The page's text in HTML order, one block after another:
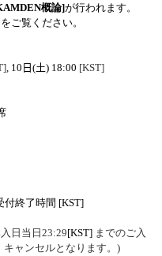
概論]が行われます。
ご覧ください。
10 日(土) 18:00 [KST]
付終了時間 [KST]
日 当日23:29[KST] までのご入
ャンセルとなります。 )